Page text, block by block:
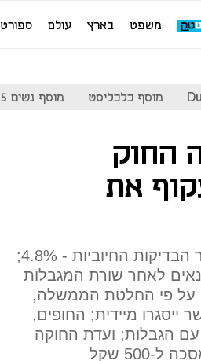
משפט בארץ עולם ספורט
מוסף כלכליסט מוסף נשים 2025
החוק
את
691 חולי קורונה אובחנו מאז חצות, שיעור הבדיקות החיוביות - 4.8%;
לאחר שורת המגבלות
על פי החלטת הממשלה,
ייסגרו מיידית; החופים,
הגבלות; ועדת החוקה
שקל